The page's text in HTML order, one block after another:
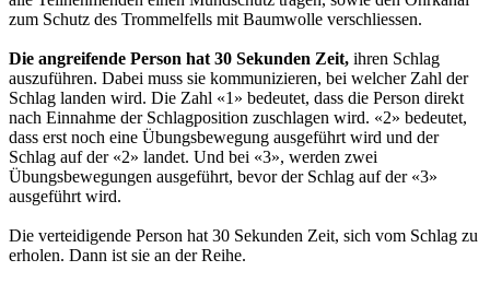
zum Schutz des Trommelfells mit Baumwolle verschliessen.
Die angreifende Person hat 30 Sekunden Zeit, ihren Schlag
auszuführen. Dabei muss sie kommunizieren, bei welcher Zahl der
Schlag landen wird. Die Zahl «1» bedeutet, dass die Person direkt
nach Einnahme der Schlagposition zuschlagen wird. «2» bedeutet,
dass erst noch eine Übungsbewegung ausgeführt wird und der
Schlag auf der «2» landet. Und bei «3», werden zwei
Übungsbewegungen ausgeführt, bevor der Schlag auf der «3»
ausgeführt wird.
Die verteidigende Person hat 30 Sekunden Zeit, sich vom Schlag zu
erholen. Dann ist sie an der Reihe.